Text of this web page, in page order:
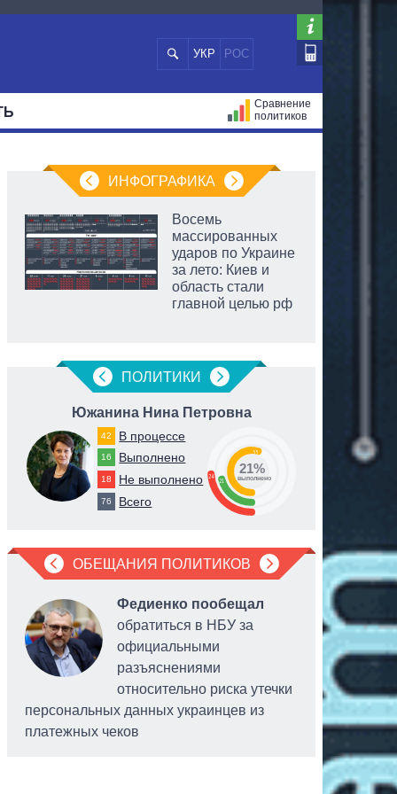
УКР РОС
Сравнение
политиков
ИНФОГРАФИКА
Восемь
массированных
ударов по Украине
за лето: Киев и
область стали
главной целью рф
ПОЛИТИКИ
Южанина Нина Петровна
42 В процессе
16 Выполнено
18 Не выполнено
76 Всего
24
21
55
21%
выполнено
ОБЕЩАНИЯ ПОЛИТИКОВ
Федиенко пообещал
обратиться в НБУ за
официальными
разъяснениями
относительно риска утечки
персональных данных украинцев из
платежных чеков